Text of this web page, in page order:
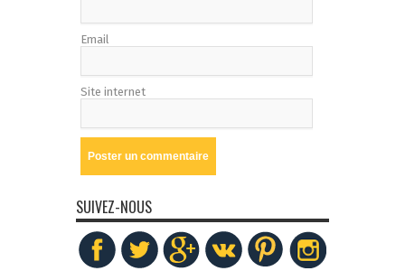
Email
Site internet
SUIVEZ-NOUS